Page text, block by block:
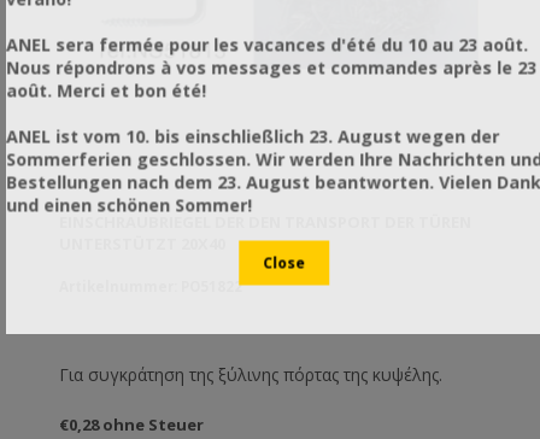
Artikelnummer: PO51822
Για συγκράτηση της ξύλινης πόρτας της κυψέλης.
€0,28 ohne Steuer
ANEL sera fermée pour les vacances d'été du 10 au 23 août.
Nous répondrons à vos messages et commandes après le 23
août. Merci et bon été!
ANEL ist vom 10. bis einschließlich 23. August wegen der
Sommerferien geschlossen. Wir werden Ihre Nachrichten
Bestellungen nach dem 23. August beantworten. Vielen Dank
und einen schönen Sommer!